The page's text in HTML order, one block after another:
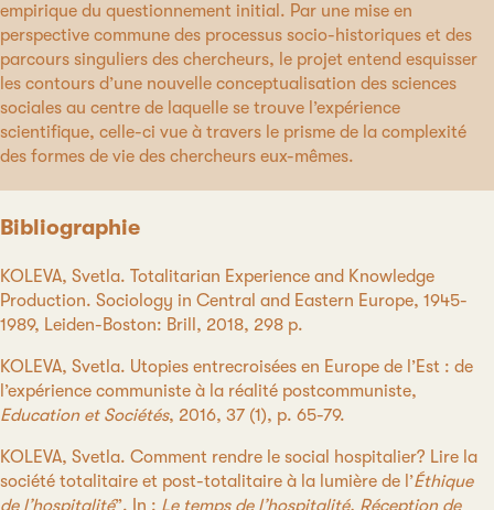
empirique du questionnement initial. Par une mise en
perspective commune des processus socio-historiques et des
parcours singuliers des chercheurs, le projet entend esquisser
les contours d’une nouvelle conceptualisation des sciences
sociales au centre de laquelle se trouve l’expérience
scientifique, celle-ci vue à travers le prisme de la complexité
des formes de vie des chercheurs eux-mêmes.
Bibliographie
KOLEVA, Svetla. Totalitarian Experience and Knowledge
Production. Sociology in Central and Eastern Europe, 1945-
1989, Leiden-Boston: Brill, 2018, 298 p.
KOLEVA, Svetla. Utopies entrecroisées en Europe de l’Est : de
l’expérience communiste à la réalité postcommuniste,
Education et Sociétés, 2016, 37 (1), p. 65-79.
KOLEVA, Svetla. Comment rendre le social hospitalier? Lire la
société totalitaire et post-totalitaire à la lumière de l’Éthique
de l’hospitalité”. In : Le temps de l’hospitalité. Réception de